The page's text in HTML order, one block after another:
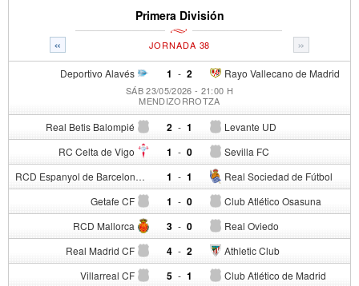
Primera División
« »
JORNADA 38
Deportivo Alavés 1 - Rayo Vallecano de Madrid
2
SÁB 23/05/2026 - 21:00 H
MENDIZORROTZA
Real Betis Balompié 2 - Levante UD
1
RC Celta de Vigo 1 - Sevilla FC
0
RCD Espanyol de Barcelona 1 - Real Sociedad de Fútbol
1
Getafe CF 1 - Club Atlético Osasuna
0
RCD Mallorca 3 - Real Oviedo
0
Real Madrid CF 4 - Athletic Club
2
Villarreal CF 5 - Club Atlético de Madrid
1